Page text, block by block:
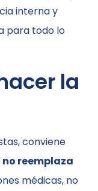
interna y
para todo lo
la
conviene
no reemplaza
médicas, no